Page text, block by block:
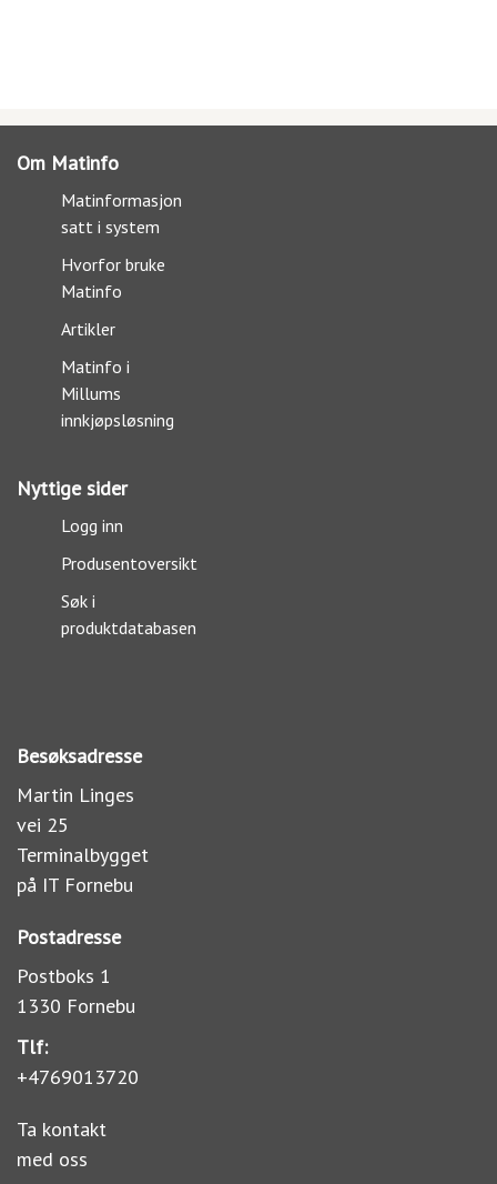
Om Matinfo
Matinformasjon
satt i system
Hvorfor bruke
Matinfo
Artikler
Matinfo i
Millums
innkjøpsløsning
Nyttige sider
Logg inn
Produsentoversikt
Søk i
produktdatabasen
Besøksadresse
Martin Linges
vei 25
Terminalbygget
på IT Fornebu
Postadresse
Postboks 1
1330 Fornebu
Tlf:
+4769013720
Ta kontakt
med oss